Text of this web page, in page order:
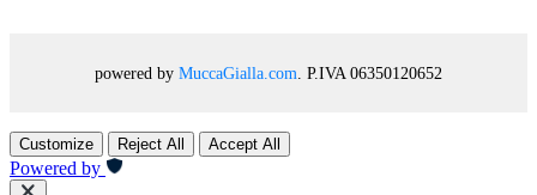
powered by MuccaGialla.com . P.IVA 06350120652
Customize Reject All Accept All
Powered by